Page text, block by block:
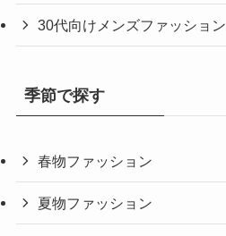
30代向けメンズファッション
季節で探す
春物ファッション
夏物ファッション